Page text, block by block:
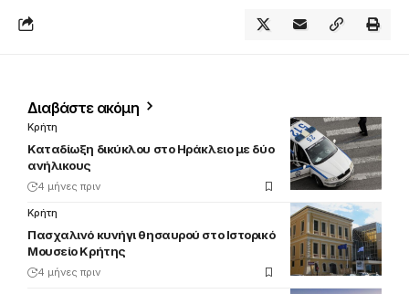
Διαβάστε ακόμη
Κρήτη
Καταδίωξη δικύκλου στο Ηράκλειο με δύο
ανήλικους
4 μήνες πριν
Κρήτη
Πασχαλινό κυνήγι θησαυρού στο Ιστορικό
Μουσείο Κρήτης
4 μήνες πριν